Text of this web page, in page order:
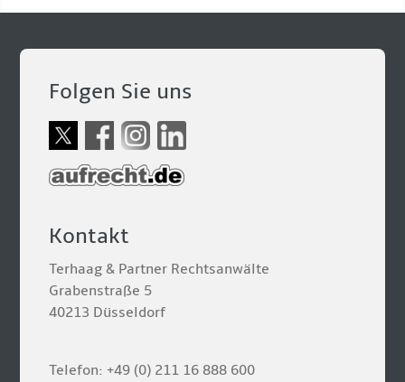
Folgen Sie uns
Kontakt
Terhaag & Partner Rechtsanwälte
Grabenstraße 5
40213 Düsseldorf
Telefon: +49 (0) 211 16 888 600